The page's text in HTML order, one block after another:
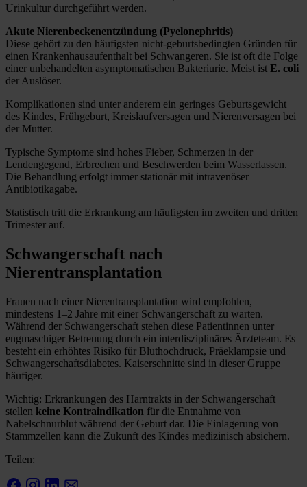
Urinkultur durchgeführt werden.
Akute Nierenbeckenentzündung (Pyelonephritis)
Diese gehört zu den häufigsten nicht-geburtsbedingten Gründen für
einen Krankenhausaufenthalt bei Schwangeren. Sie ist oft die Folge
einer unbehandelten asymptomatischen Bakteriurie. Meist ist E. coli
der Auslöser.
Komplikationen sind unter anderem ein geringes Geburtsgewicht
des Kindes, Frühgeburt, Kreislaufversagen und Nierenversagen bei
der Mutter.
Typische Symptome sind hohes Fieber, Schmerzen in der
Lendengegend, Erbrechen und Beschwerden beim Wasserlassen.
Die Behandlung erfolgt immer stationär mit intravenöser
Antibiotikagabe.
Statistisch tritt die Erkrankung am häufigsten im zweiten und dritten
Trimester auf.
Schwangerschaft nach
Nierentransplantation
Frauen nach einer Nierentransplantation wird empfohlen,
mindestens 1–2 Jahre mit einer Schwangerschaft zu warten.
Während der Schwangerschaft stehen diese Patientinnen unter
engmaschiger Betreuung durch ein interdisziplinäres Ärzteteam. Es
besteht ein erhöhtes Risiko für Bluthochdruck, Präeklampsie und
Schwangerschaftsdiabetes. Kaiserschnitte sind in dieser Gruppe
häufiger.
Wichtig: Erkrankungen des Harntrakts in der Schwangerschaft
stellen keine Kontraindikation für die Entnahme von
Nabelschnurblut während der Geburt dar. Die Einlagerung von
Stammzellen kann die Zukunft des Kindes medizinisch absichern.
Teilen: